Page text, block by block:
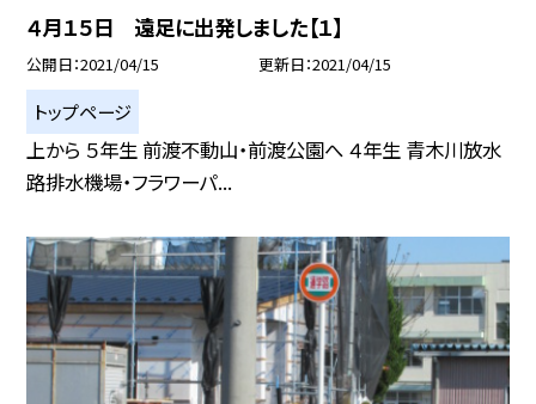
４月１５日 遠足に出発しました【１】
公開日 2021/04/15 更新日 2021/04/15
トップページ
上から ５年生 前渡不動山・前渡公園へ ４年生 青木川放水
路排水機場・フラワーパ...